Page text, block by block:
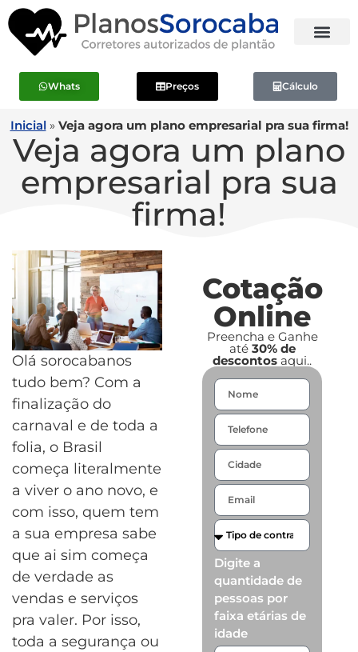
Whats Preços Cálculo
Inicial» Veja agora um plano empresarial pra sua firma!
Veja agora um plano
empresarial pra sua
firma!
Olá sorocabanos
tudo bem? Com a
finalização do
carnaval e de toda a
folia, o Brasil
começa literalmente
a viver o ano novo, e
com isso, quem tem
a sua empresa sabe
que ai sim começa
de verdade as
vendas e serviços
pra valer. Por isso,
toda a segurança ou
Cotação
Online
Preencha e Ganhe
até 30% de
descontos aqui..
Digite a
quantidade de
pessoas por
faixa etárias de
idade